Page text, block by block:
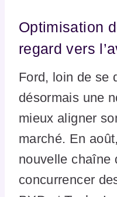
Optimisation
regard vers
Ford, loin de se
désormais une
mieux aligner
marché. En
nouvelle chaîne
concurrencer